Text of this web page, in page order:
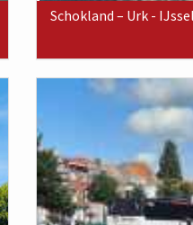
Schokland – Urk -